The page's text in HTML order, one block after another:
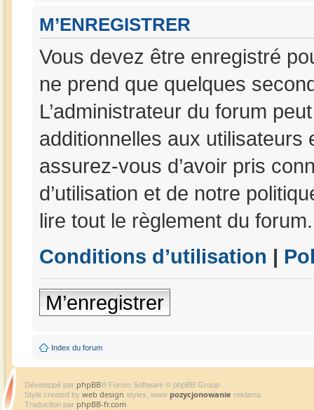
M’ENREGISTRER
Vous devez être enregistré
ne prend que quelques
L’administrateur du forum
additionnelles aux utilisateurs
assurez-vous d’avoir pris
d’utilisation et de notre
lire tout le règlement du forum.
Conditions d’utilisation |
M’enregistrer
Index du forum
Développé par phpBB® Forum Software © phpBB Group
Style created by web design styles, www pozycjonowanie reklama
Traduction par phpBB-fr.com